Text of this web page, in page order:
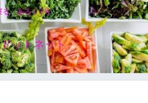
る、あるく2号
ットネット